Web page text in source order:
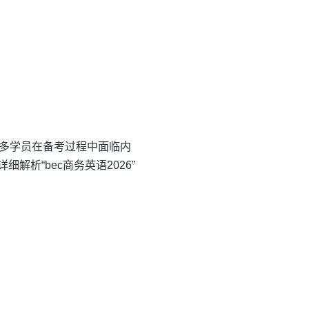
学员在备考过程中面临内
解析“bec商务英语2026”